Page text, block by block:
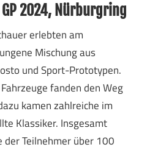
2024, Nürburgring
erlebten am
Mischung aus
und Sport-Prototypen.
fanden den Weg
kamen zahlreiche im
Klassiker. Insgesamt
Teilnehmer über 100